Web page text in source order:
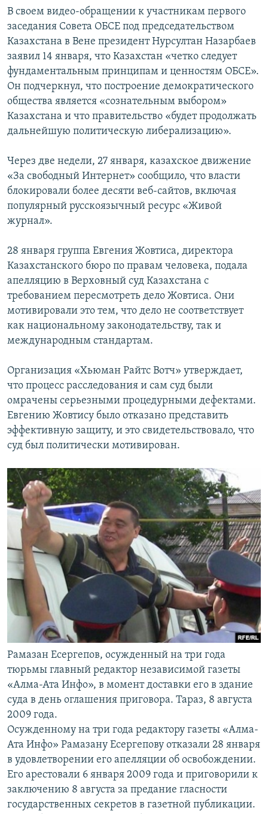
В своем видео-обращении к участникам первого
заседания Совета ОБСЕ под председательством
Казахстана в Вене президент Нурсултан Назарбаев
заявил 14 января, что Казахстан «четко следует
фундаментальным принципам и ценностям ОБСЕ».
Он подчеркнул, что построение демократического
общества является «сознательным выбором»
Казахстана и что правительство «будет продолжать
дальнейшую политическую либерализацию».
Через две недели, 27 января, казахское движение
«За свободный Интернет» сообщило, что власти
блокировали более десяти веб-сайтов, включая
популярный русскоязычный ресурс «Живой
журнал».
28 января группа Евгения Жовтиса, директора
Казахстанского бюро по правам человека, подала
апелляцию в Верховный суд Казахстана с
требованием пересмотреть дело Жовтиса. Они
мотивировали это тем, что дело не соответствует
как национальному законодательству, так и
международным стандартам.
Организация «Хьюман Райтс Вотч» утверждает,
что процесс расследования и сам суд были
омрачены серьезными процедурными дефектами.
Евгению Жовтису было отказано представить
эффективную защиту, и это свидетельствовало, что
суд был политически мотивирован.
Рамазан Есергепов, осужденный на три года
тюрьмы главный редактор независимой газеты
«Алма-Ата Инфо», в момент доставки его в здание
суда в день оглашения приговора. Тараз, 8 августа
2009 года.
Осужденному на три года редактору газеты «Алма-
Ата Инфо» Рамазану Есергепову отказали 28 января
в удовлетворении его апелляции об освобождении.
Его арестовали 6 января 2009 года и приговорили к
заключению 8 августа за предание гласности
государственных секретов в газетной публикации.